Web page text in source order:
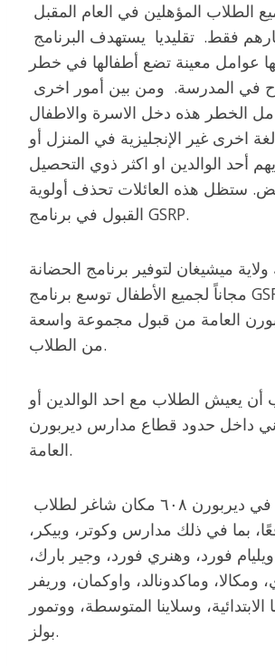
الطلاب المؤهلين في العام المقبل
فقط. تقليديا يستهدف البرنامج
عوامل معينة تضع أطفالها في خطر
في المدرسة. ومن بين أمور اخرى
الخطر هذه دخل الاسرة والاطفال
اخرى غير الإنجليزية في المنزل أو
أحد الوالدين او اكثر ذوي التحصيل
ستظل هذه العائلات تحذف أولوية
القبول في برنامج GSRP.
ولاية ميشيغان لتوفير برنامج الحضانة
مجاناً لجميع الأطفال توسع برنامج GSRP وتمكنت
العامة من قبول مجموعة واسعة
من الطلاب.
أن يعيش الطلاب مع احد الوالدين أو
داخل حدود قطاع مدارس ديربورن
العامة.
موقعًا، بما في ذلك مدارس وكوتر، وبيكر،
فورد، وهنري فورد، وجير بارك،
ومكالا، وماكدونالد، واوكمان، وريفر
وسلاينا المتوسطة، ووتمور
بولز.